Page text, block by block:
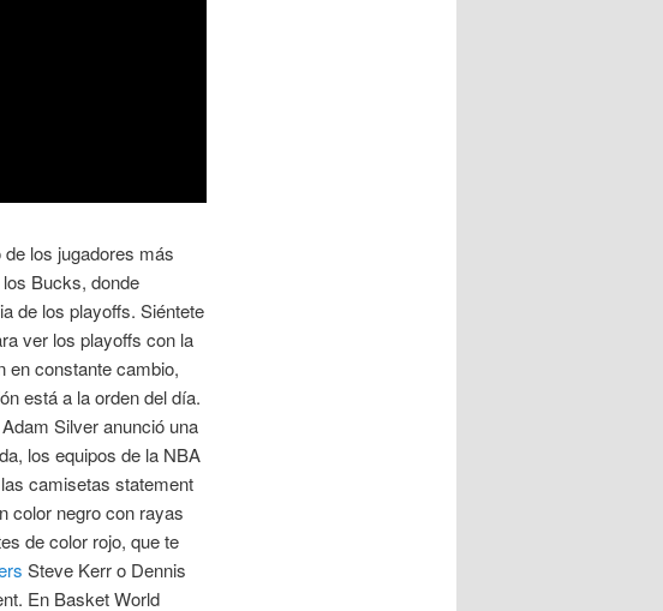
los jugadores más
Bucks, donde
de los playoffs. Siéntete
ver los playoffs con la
en constante cambio,
está a la orden del día.
Silver anunció una
los equipos de la NBA
camisetas statement
color negro con rayas
de color rojo, que te
Steve Kerr o Dennis
En Basket World